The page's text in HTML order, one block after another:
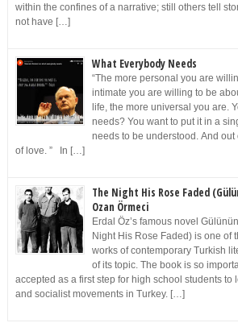
within the confines of a narrative; still others tell
not have […]
What Everybody Needs
“The more personal you are
intimate you are willing to be
life, the more universal you are.
needs? You want to put it in a
needs to be understood. And out
of love. ” In […]
The Night His Rose Faded
Ozan Örmeci
Erdal Öz’s famous novel
Night His Rose Faded) is one of
works of contemporary Turkish
of its topic. The book is so
accepted as a first step for high school students to
and socialist movements in Turkey. […]